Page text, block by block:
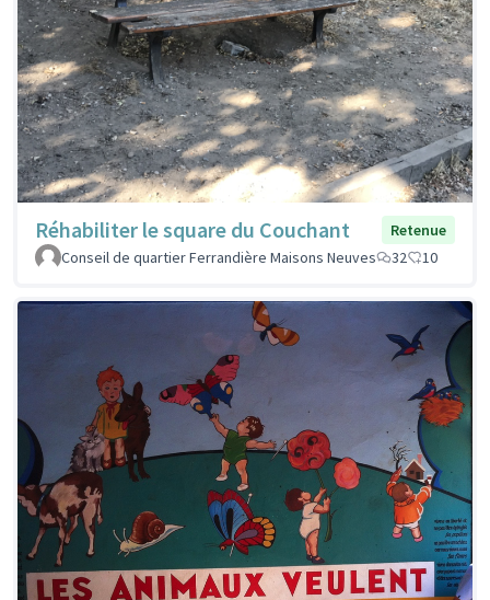
Réhabiliter le square du Couchant
Retenue
Conseil de quartier Ferrandière Maisons Neuves
32 10